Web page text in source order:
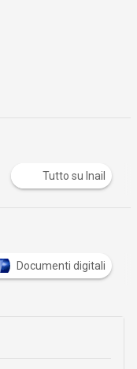
Tutto su Inail
Documenti digitali